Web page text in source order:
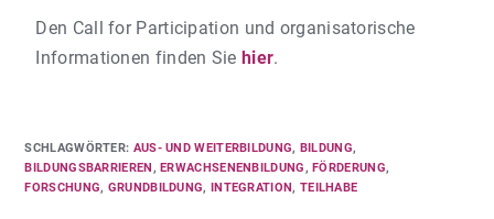
Den Call for Participation und organisatorische
Informationen finden Sie hier.
SCHLAGWÖRTER: AUS- UND WEITERBILDUNG, BILDUNG,
BILDUNGSBARRIEREN, ERWACHSENENBILDUNG, FÖRDERUNG,
FORSCHUNG, GRUNDBILDUNG, INTEGRATION, TEILHABE